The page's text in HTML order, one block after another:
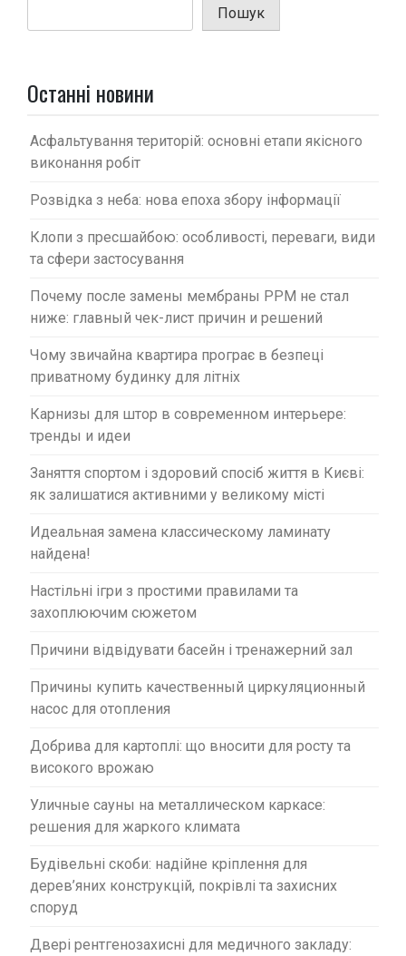
Пошук
Останні новини
Асфальтування територій: основні етапи якісного
виконання робіт
Розвідка з неба: нова епоха збору інформації
Клопи з пресшайбою: особливості, переваги, види
та сфери застосування
Почему после замены мембраны PPM не стал
ниже: главный чек-лист причин и решений
Чому звичайна квартира програє в безпеці
приватному будинку для літніх
Карнизы для штор в современном интерьере:
тренды и идеи
Заняття спортом і здоровий спосіб життя в Києві:
як залишатися активними у великому місті
Идеальная замена классическому ламинату
найдена!
Настільні ігри з простими правилами та
захоплюючим сюжетом
Причини відвідувати басейн і тренажерний зал
Причины купить качественный циркуляционный
насос для отопления
Добрива для картоплі: що вносити для росту та
високого врожаю
Уличные сауны на металлическом каркасе:
решения для жаркого климата
Будівельні скоби: надійне кріплення для
дерев’яних конструкцій, покрівлі та захисних
споруд
Двері рентгенозахисні для медичного закладу: